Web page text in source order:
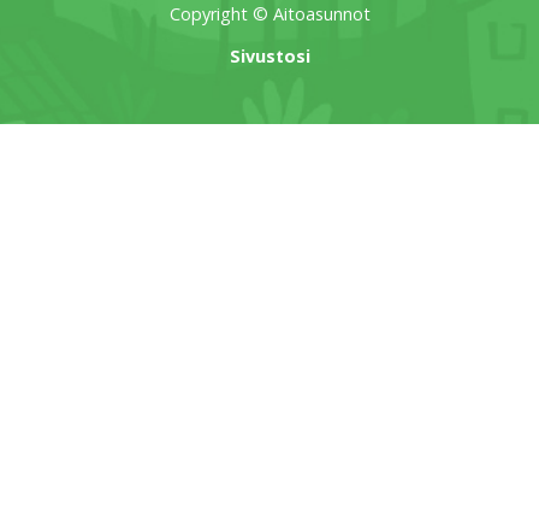
Copyright © Aitoasunnot
Sivustosi